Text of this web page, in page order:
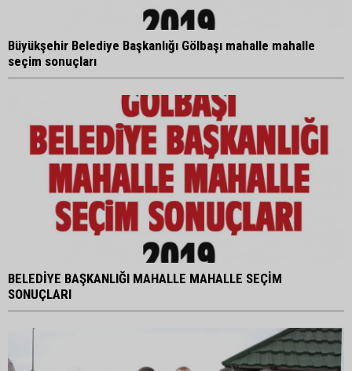
Büyükşehir Belediye Başkanlığı Gölbaşı mahalle mahalle
seçim sonuçları
BELEDİYE BAŞKANLIĞI MAHALLE MAHALLE SEÇİM
SONUÇLARI